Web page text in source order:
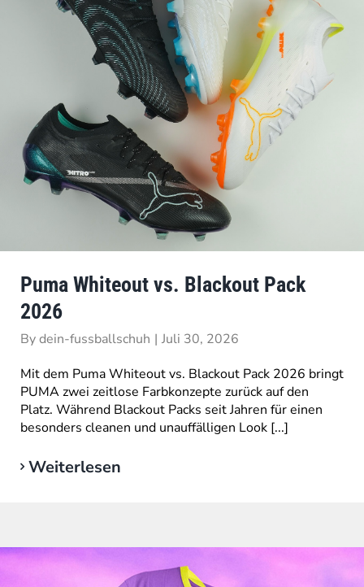
Puma Whiteout vs. Blackout Pack
2026
Bydein-fussballschuh | Juli 30, 2026
Mit dem Puma Whiteout vs. Blackout Pack 2026 bringt
PUMA zwei zeitlose Farbkonzepte zurück auf den
Platz. Während Blackout Packs seit Jahren für einen
besonders cleanen und unauffälligen Look [...]
Weiterlesen